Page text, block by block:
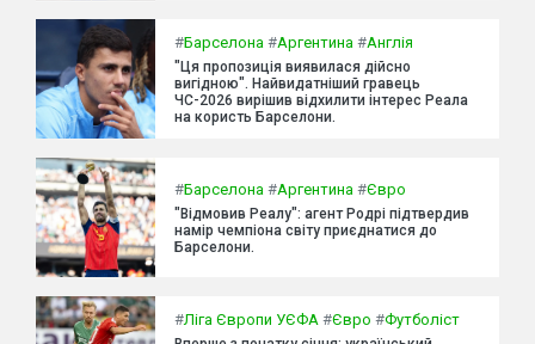
#Барселона #Аргентина #Англія
"Ця пропозиція виявилася дійсно
вигідною". Найвидатніший гравець
ЧС-2026 вирішив відхилити інтерес Реала
на користь Барселони.
#Барселона #Аргентина #Євро
"Відмовив Реалу": агент Родрі підтвердив
намір чемпіона світу приєднатися до
Барселони.
#Ліга Європи УЄФА #Євро #Футболіст